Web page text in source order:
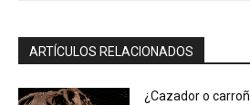
ARTÍCULOS RELACIONADOS
¿Cazador o